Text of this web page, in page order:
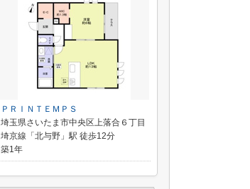
ＰＲＩＮＴＥＭＰＳ
埼玉県さいたま市中央区上落合６丁目
埼京線「北与野」駅 徒歩12分
築1年